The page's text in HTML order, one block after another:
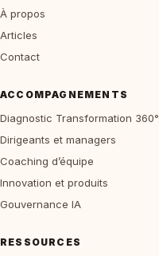
À propos
Articles
Contact
ACCOMPAGNEMENTS
Diagnostic Transformation 360°
Dirigeants et managers
Coaching d’équipe
Innovation et produits
Gouvernance IA
RESSOURCES